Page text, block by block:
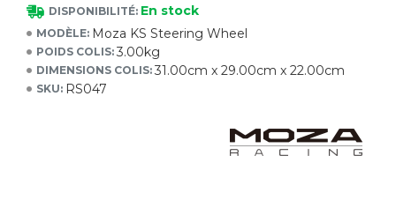
DISPONIBILITÉ: En stock
MODÈLE: Moza KS Steering Wheel
POIDS COLIS: 3.00kg
DIMENSIONS COLIS: 31.00cm x 29.00cm x 22.00cm
SKU: RS047